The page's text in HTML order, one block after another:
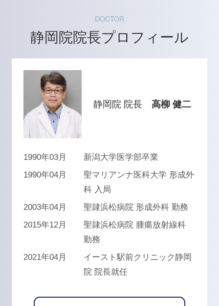
DOCTOR
静岡院院長プロフィール
静岡院 院長 高柳 健二
1990年03月
新潟大学医学部卒業
1990年04月
聖マリアンナ医科大学 形成外
科 入局
2003年04月
聖隷浜松病院 形成外科 勤務
2015年12月
聖隷浜松病院 腫瘍放射線科
勤務
2021年04月
イースト駅前クリニック静岡
院 院長就任